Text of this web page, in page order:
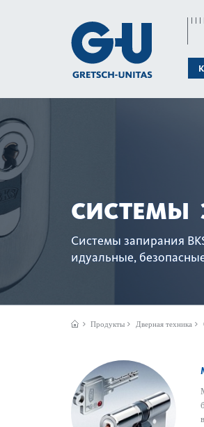
СИСТЕМЫ
Сис­темы запирания
идуальные,
Продукты Дверная техника